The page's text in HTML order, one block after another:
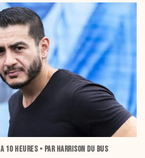
10 HEURES• PAR HARRISON DU BUS